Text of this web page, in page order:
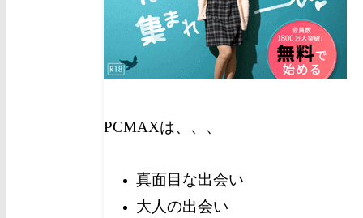
PCMAXは、、、
真面目な出会い
大人の出会い